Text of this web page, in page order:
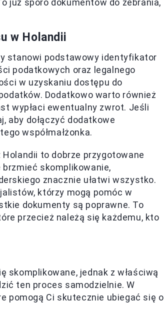
już sporo dokumentów do zebrania,
w Holandii
stanowi podstawowy identyfikator
podatkowych oraz legalnego
w uzyskaniu dostępu do
Dodatkowo warto również
wypłaci ewentualny zwrot. Jeśli
aby dołączyć dodatkowe
współmałżonka.
to dobrze przygotowane
brzmieć skomplikowanie,
znacznie ułatwi wszystko.
którzy mogą pomóc w
dokumenty są poprawne. To
przecież należą się każdemu, kto
skomplikowane, jednak z właściwą
ten proces samodzielnie. W
pomogą Ci skutecznie ubiegać się o